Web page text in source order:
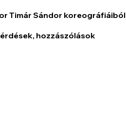
Timár Sándor koreográfiáiból
hozzászólások